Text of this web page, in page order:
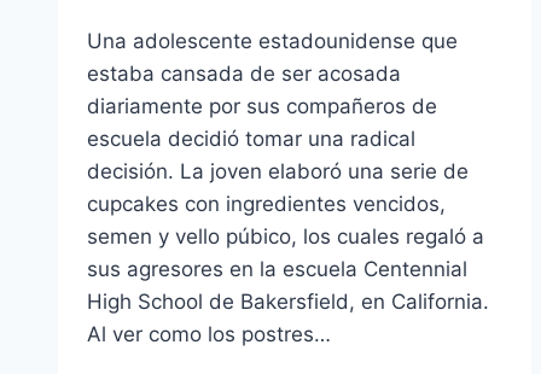
Una adolescente estadounidense que
estaba cansada de ser acosada
diariamente por sus compañeros de
escuela decidió tomar una radical
decisión. La joven elaboró una serie de
cupcakes con ingredientes vencidos,
semen y vello púbico, los cuales regaló a
sus agresores en la escuela Centennial
High School de Bakersfield, en California.
Al ver como los postres…